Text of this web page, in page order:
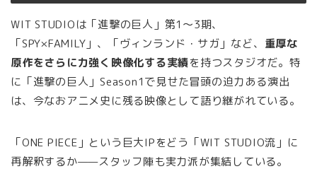
WIT STUDIOは「進撃の巨人」第1〜3期、
「SPY×FAMILY」、「ヴィンランド・サガ」など、 重厚な
原作をさらに力強く映像化する実績を持つスタジオだ。特
に「進撃の巨人」Season1で見せた冒頭の迫力ある演出
は、今なおアニメ史に残る映像として語り継がれている。
「ONE PIECE」という巨大IPをどう「WIT STUDIO流」に
再解釈するか——スタッフ陣も実力派が集結している。